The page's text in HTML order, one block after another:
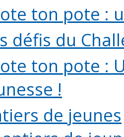
ton pote :
défis du
ton pote :
!
de jeunes